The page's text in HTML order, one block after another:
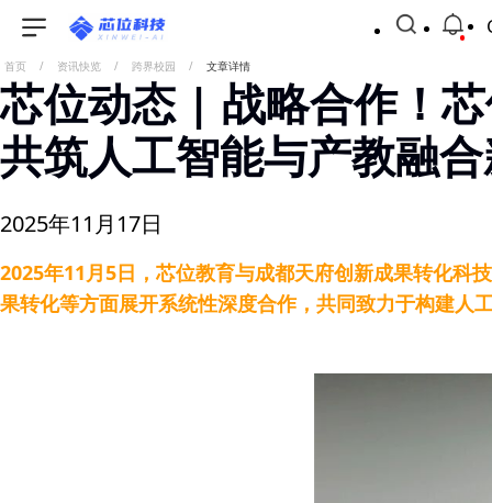
首页 / 资讯快览 / 跨界校园 / 文章详情
芯位动态 | 战略合作！
共筑人工智能与产教融
2025年11月17日
2025年11月5日，芯位教育与成都天府创新成果转化科
果转化等方面展开系统性深度合作，共同致力于构建人